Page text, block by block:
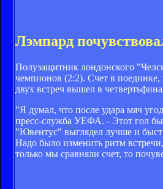
Лэмпард
Полузащитник лондонского
чемпионов (2:2). Счет в
двух встреч вышел в
"Я думал, что после удара мяч
пресс-служба УЕФА. - Этот гол
"Ювентус" выглядел лучше и
Надо было изменить ритм
только мы сравняли счет, то